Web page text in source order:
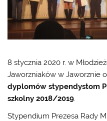
8 stycznia 2020 r. w
Jaworzniaków w Jaworznie
dyplomów stypendystom
szkolny 2018/2019.
Stypendium Prezesa Rady